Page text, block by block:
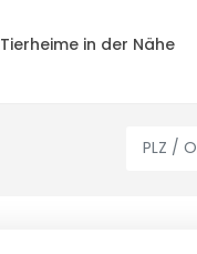
Tierheime in der Nähe